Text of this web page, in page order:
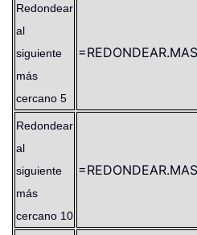
Redondear
al
siguiente
más
cercano 5
Redondear
al
siguiente
más
cercano 10